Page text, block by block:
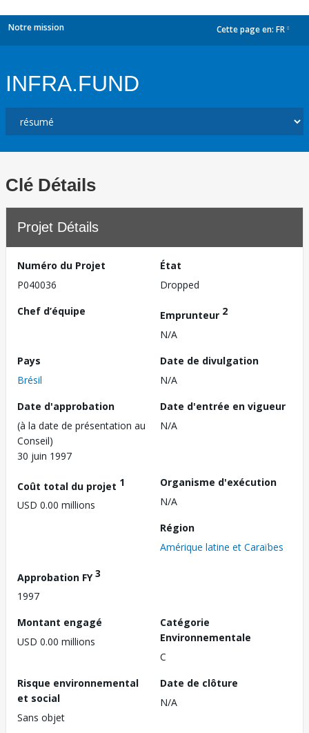
Notre mission Cette page en: FR
INFRA.FUND
Clé Détails
Projet Détails
Numéro du Projet
P040036
État
Dropped
Chef d’équipe
Emprunteur 2
N/A
Pays
Brésil
Date de divulgation
N/A
Date d'approbation
(à la date de présentation au
Conseil)
30 juin 1997
Date d'entrée en vigueur
N/A
Coût total du projet 1
USD 0.00 millions
Organisme d'exécution
N/A
Région
Amérique latine et Caraïbes
Approbation FY3
1997
Montant engagé
USD 0.00 millions
Catégorie
Environnementale
C
Risque environnemental
et social
Sans objet
Date de clôture
N/A